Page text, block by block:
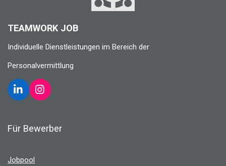
TEAMWORK JOB
Individuelle Dienstleistungen im Bereich der
Personalvermittlung
L
i
e
n
I
n
a
Für Bewerber
Jobpool